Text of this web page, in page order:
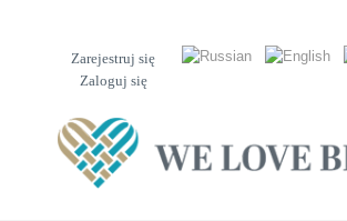
Zarejestruj się
Zaloguj się